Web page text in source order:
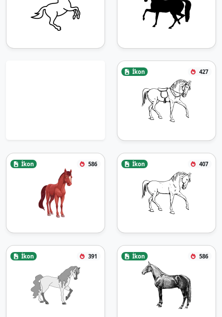
İkon 427
İkon 586 İkon 407
İkon 391 İkon 586